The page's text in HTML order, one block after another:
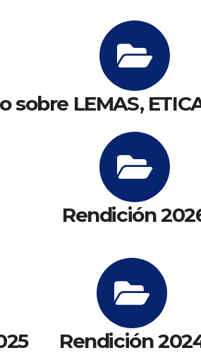
sobre LEMAS,
Rendición
Rendición